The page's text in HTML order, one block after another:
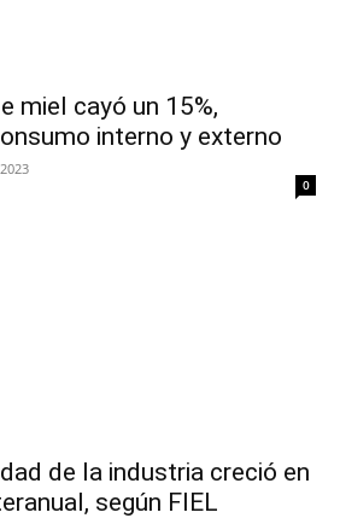
miel cayó un 15%,
interno y externo
0
de la industria creció en
según FIEL